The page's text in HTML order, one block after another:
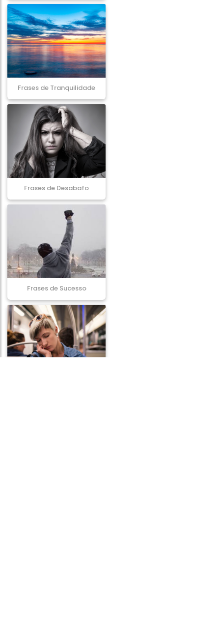
Frases de Tranquilidade
Frases de Desabafo
Frases de Sucesso